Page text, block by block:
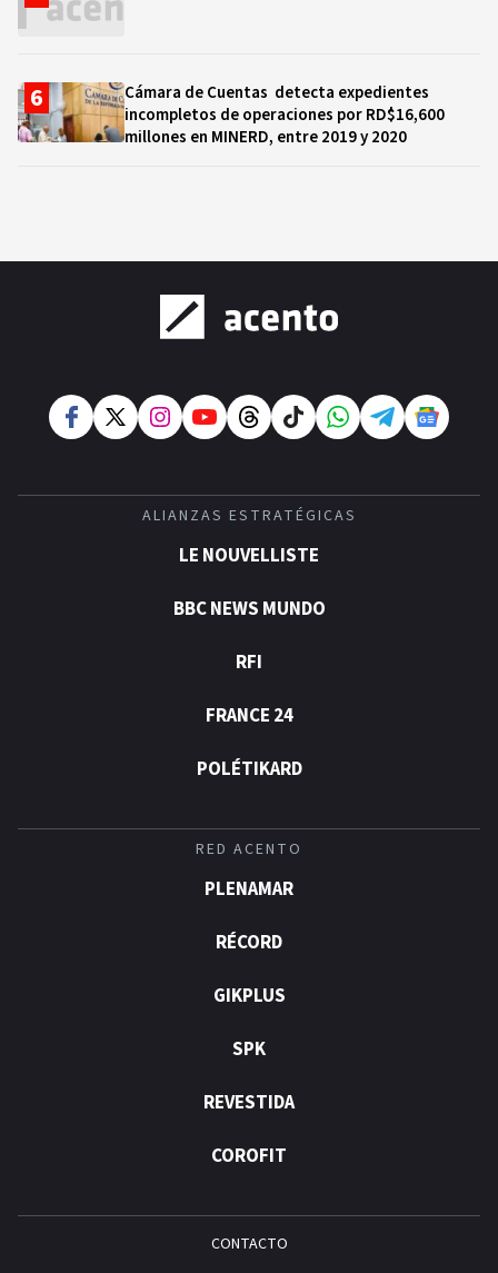
Cámara de Cuentas detecta expedientes
incompletos de operaciones por RD$16,600
millones en MINERD, entre 2019 y 2020
ALIANZAS ESTRATÉGICAS
LE NOUVELLISTE
BBC NEWS MUNDO
RFI
FRANCE 24
POLÉTIKARD
RED ACENTO
PLENAMAR
RÉCORD
GIKPLUS
SPK
REVESTIDA
COROFIT
CONTACTO